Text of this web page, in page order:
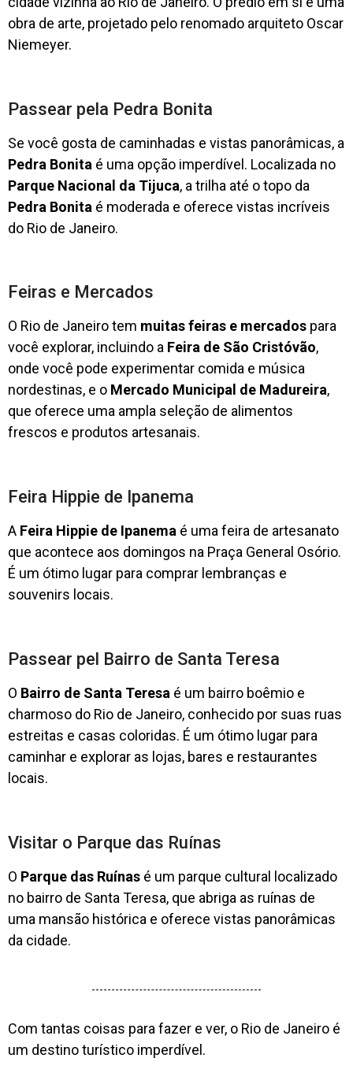
obra de arte, projetado pelo renomado arquiteto Oscar
Niemeyer.
Passear pela Pedra Bonita
Se você gosta de caminhadas e vistas panorâmicas, a
Pedra Bonita é uma opção imperdível. Localizada no
Parque Nacional da Tijuca, a trilha até o topo da
Pedra Bonita é moderada e oferece vistas incríveis
do Rio de Janeiro.
Feiras e Mercados
O Rio de Janeiro tem muitas feiras e mercados para
você explorar, incluindo a Feira de São Cristóvão,
onde você pode experimentar comida e música
nordestinas, e o Mercado Municipal de Madureira,
que oferece uma ampla seleção de alimentos
frescos e produtos artesanais.
Feira Hippie de Ipanema
A Feira Hippie de Ipanema é uma feira de artesanato
que acontece aos domingos na Praça General Osório.
É um ótimo lugar para comprar lembranças e
souvenirs locais.
Passear pel Bairro de Santa Teresa
O Bairro de Santa Teresa é um bairro boêmio e
charmoso do Rio de Janeiro, conhecido por suas ruas
estreitas e casas coloridas. É um ótimo lugar para
caminhar e explorar as lojas, bares e restaurantes
locais.
Visitar o Parque das Ruínas
O Parque das Ruínas é um parque cultural localizado
no bairro de Santa Teresa, que abriga as ruínas de
uma mansão histórica e oferece vistas panorâmicas
da cidade.
Com tantas coisas para fazer e ver, o Rio de Janeiro é
um destino turístico imperdível.